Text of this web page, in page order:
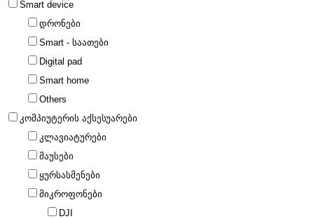
Smart device
დრონები
Smart - საათები
Digital pad
Smart home
Others
კომპიუტერის აქსესუარები
კლავიატურები
მაუსები
ყურსასმენები
მიკროფონები
DJI